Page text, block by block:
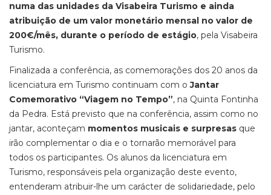
numa das unidades da Visabeira Turismo e ainda
atribuição de um valor monetário mensal no valor de
200€/mês, durante o período de estágio, pela Visabeira
Turismo.
Finalizada a conferência, as comemorações dos 20 anos da
licenciatura em Turismo continuam com oJantar
Comemorativo “Viagem no Tempo”, na Quinta Fontinha
da Pedra. Está previsto que na conferência, assim como no
jantar, aconteçam momentos musicais e surpresas que
irão complementar o dia e o tornarão memorável para
todos os participantes. Os alunos da licenciatura em
Turismo, responsáveis pela organização deste evento,
entenderam atribuir-lhe um carácter de solidariedade, pelo